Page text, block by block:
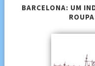
BARCELONA: UM